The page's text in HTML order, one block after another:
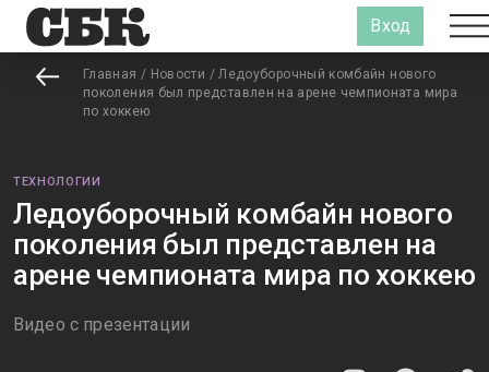
Вход
Главная / Новости / Ледоуборочный комбайн нового
поколения был представлен на арене чемпионата мира
по хоккею
ТЕХНОЛОГИИ
Ледоуборочный комбайн нового
поколения был представлен на
арене чемпионата мира по хоккею
Видео с презентации